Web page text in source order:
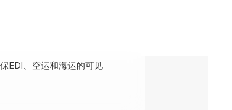
EDI、空运和海运的可见